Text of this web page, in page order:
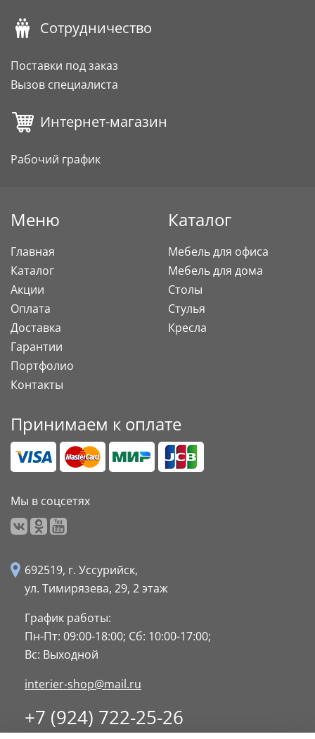
Сотрудничество
Поставки под заказ
Вызов специалиста
Интернет-магазин
Рабочий график
Меню
Главная
Каталог
Акции
Оплата
Доставка
Гарантии
Портфолио
Контакты
Каталог
Мебель для офиса
Мебель для дома
Столы
Стулья
Кресла
Принимаем к оплате
Мы в соцсетях
692519, г. Уссурийск,
ул. Тимирязева, 29, 2 этаж
График работы:
Пн-Пт: 09:00-18:00; Сб: 10:00-17:00;
Вс: Выходной
interier-shop@mail.ru
+7 (924) 722-25-26